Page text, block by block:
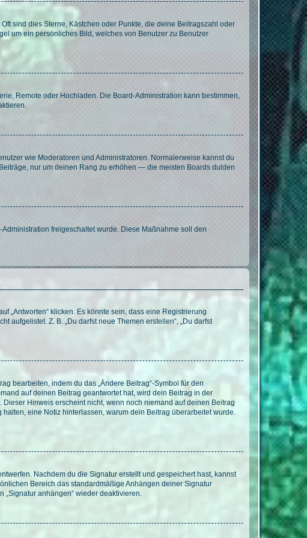
sind dies Sterne, Kästchen oder Punkte, die deine Beitragszahl oder
um ein persönliches Bild, welches von Benutzer zu Benutzer
Remote oder Hochladen. Die Board-Administration kann bestimmen,
wie Moderatoren und Administratoren. Normalerweise kannst du
nur um deinen Rang zu erhöhen — die meisten Boards dulden
freigeschaltet wurde. Diese Maßnahme soll den
„Antworten“ klicken. Es könnte sein, dass eine Registrierung
Z. B. „Du darfst neue Themen erstellen“, „Du darfst
bearbeiten, indem du das „Ändere Beitrag“-Symbol für den
auf deinen Beitrag geantwortet hat, wird dein Beitrag in der
Hinweis erscheint nicht, wenn noch niemand auf deinen Beitrag
eine Notiz hinterlassen, warum dein Beitrag überarbeitet wurde.
Nachdem du die Signatur erstellt und gespeichert hast, kannst
Bereich das standardmäßige Anhängen deiner Signatur
„Signatur anhängen“ wieder deaktivieren.